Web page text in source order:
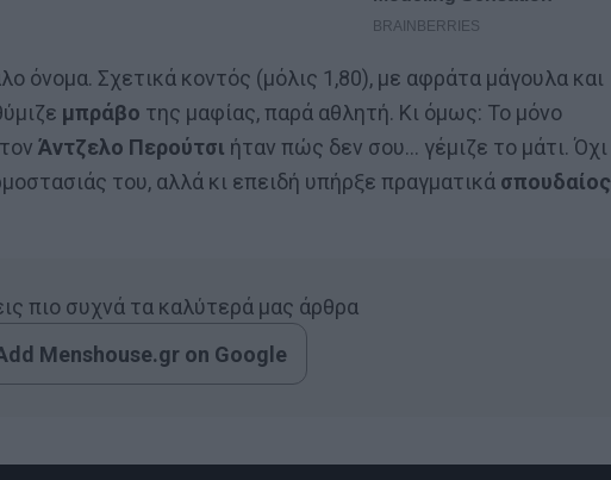
όνομα. Σχετικά κοντός (μόλις 1,80), με αφράτα μάγουλα και
μπράβο της μαφίας, παρά αθλητή. Κι όμως: Το μόνο
Άντζελο Περούτσι ήταν πώς δεν σου… γέμιζε το μάτι. Όχι
του, αλλά κι επειδή υπήρξε πραγματικά σπουδαίος
πιο συχνά τα καλύτερά μας άρθρα
Menshouse.gr on Google